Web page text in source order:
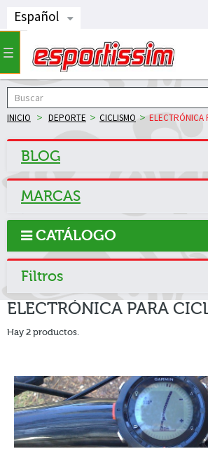
Español
Navegación
Toggle
INICIO > DEPORTE > CICLISMO > ELECTRÓNICA
BLOG
MARCAS
CATÁLOGO
Filtros
ELECTRÓNICA PARA
Hay 2 productos.